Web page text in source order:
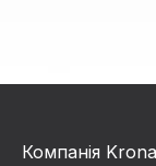
Компанія